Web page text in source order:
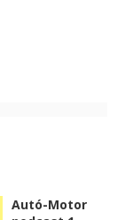
Autó-Motor